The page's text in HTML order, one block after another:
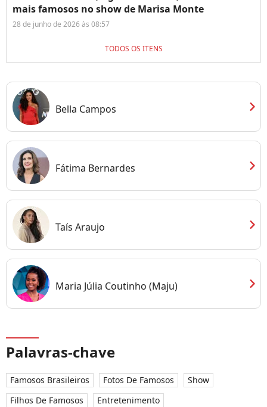
mais famosos no show de Marisa Monte
28 de junho de 2026 às 08:57
TODOS OS ITENS
Bella Campos chevron_right
Fátima Bernardes chevron_right
Taís Araujo chevron_right
Maria Júlia Coutinho (Maju) chevron_right
Palavras-chave
Famosos Brasileiros Fotos De Famosos
Show
Filhos De Famosos
Entretenimento